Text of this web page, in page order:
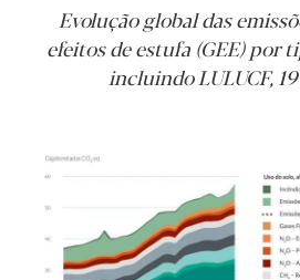
Evolução global das
efeitos de estufa (GEE) por
incluindo LULUCF,